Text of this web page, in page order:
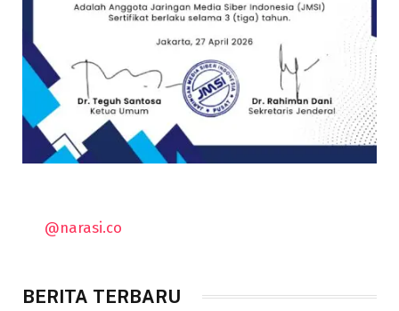
@narasi.co
BERITA TERBARU